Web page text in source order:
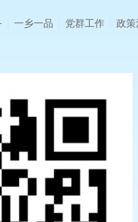
一乡一品 党群工作 政策